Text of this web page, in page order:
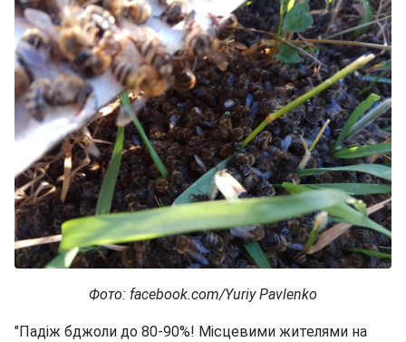
Фото: facebook.com/Yuriy Pavlenko
"Падіж бджоли до 80-90%! Місцевими жителями на